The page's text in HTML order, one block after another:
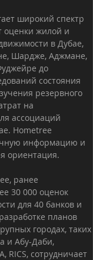
широкий спектр
оценки жилой и
в Дубае,
Шардже, Аджмане,
до
состояния
резервного
на
ассоциаций
Hometree
информацию и
ориентация.
ранее
30 000 оценок
для 40 банков и
планов
городах, таких
и Абу-Даби,
RICS, сотрудничает